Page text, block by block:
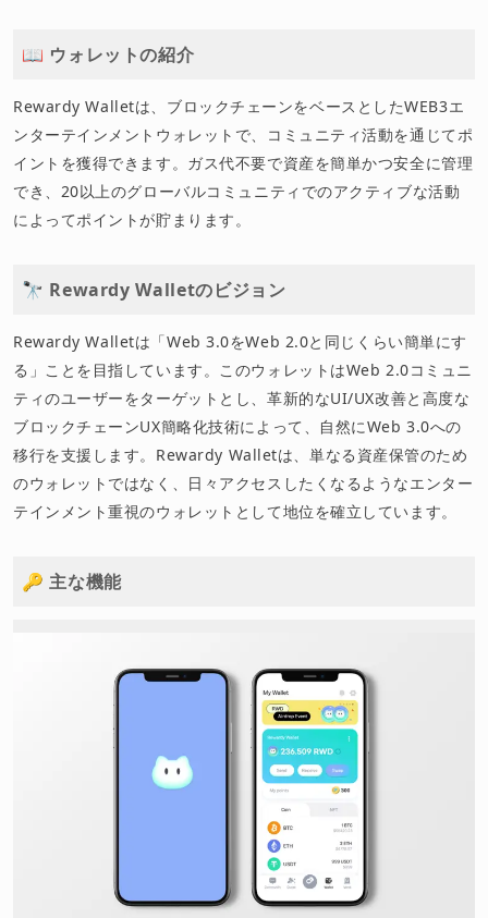
📖 ウォレットの紹介
Rewardy Walletは、ブロックチェーンをベースとしたWEB3エ
ンターテインメントウォレットで、コミュニティ活動を通じてポ
イントを獲得できます。ガス代不要で資産を簡単かつ安全に管理
でき、20以上のグローバルコミュニティでのアクティブな活動
によってポイントが貯まります。
🔭 Rewardy Walletのビジョン
Rewardy Walletは「Web 3.0をWeb 2.0と同じくらい簡単にす
る」ことを目指しています。このウォレットはWeb 2.0コミュニ
ティのユーザーをターゲットとし、革新的なUI/UX改善と高度な
ブロックチェーンUX簡略化技術によって、自然にWeb 3.0への
移行を支援します。Rewardy Walletは、単なる資産保管のため
のウォレットではなく、日々アクセスしたくなるようなエンター
テインメント重視のウォレットとして地位を確立しています。
🔑 主な機能